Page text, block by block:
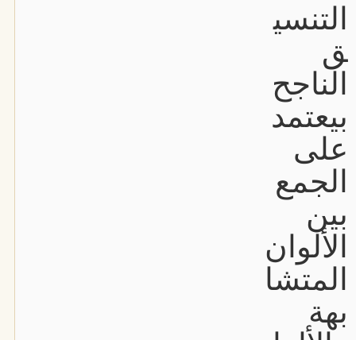
التنسي
ق
الناجح
بيعتمد
على
الجمع
بين
الألوان
المتشا
بهة